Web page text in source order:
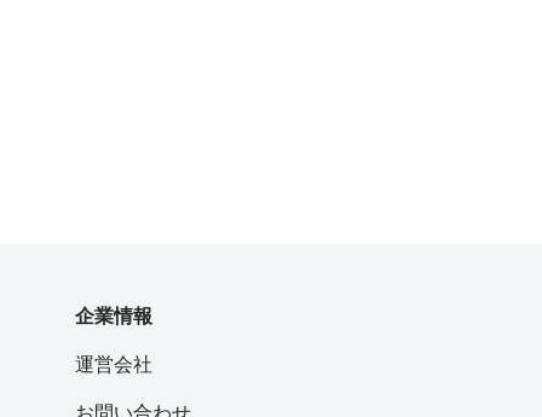
企業情報
運営会社
お問い合わせ